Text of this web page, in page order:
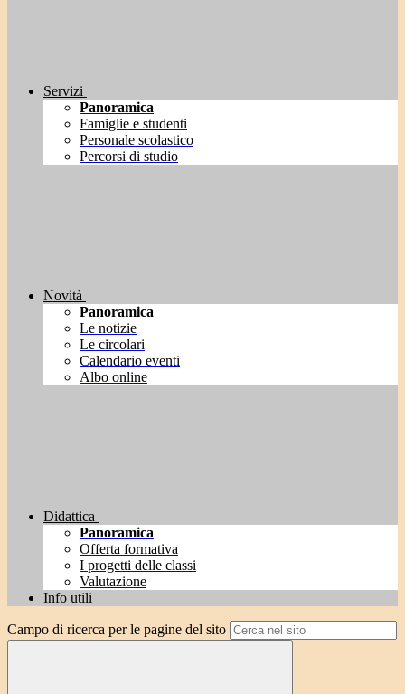
Servizi
Panoramica
Famiglie e studenti
Personale scolastico
Percorsi di studio
Novità
Panoramica
Le notizie
Le circolari
Calendario eventi
Albo online
Didattica
Panoramica
Offerta formativa
I progetti delle classi
Valutazione
Info utili
Campo di ricerca per le pagine del sito